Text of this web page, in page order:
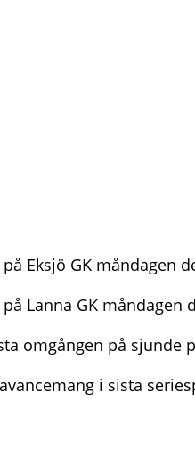
Eksjö GK måndagen
Lanna GK måndagen
omgången på sjunde
i sista